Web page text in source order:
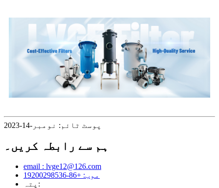
پوسٹ ٹائم: نومبر-14-2023
ہم سے رابطہ کریں۔
email : lvge12@126.com
موب: +86-19200298536
پتہ: